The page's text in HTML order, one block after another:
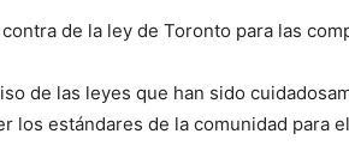
de la ley de Toronto para las
de las leyes que han sido
los estándares de la comunidad para